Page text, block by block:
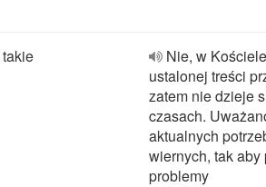
Nie, w
ustalonej treści
zatem nie dzieje
czasach.
aktualnych
wiernych, tak
problemy